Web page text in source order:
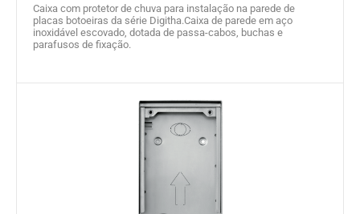
Caixa com protetor de chuva para instalação na parede de
placas botoeiras da série Digitha.Caixa de parede em aço
inoxidável escovado, dotada de passa-cabos, buchas e
parafusos de fixação.